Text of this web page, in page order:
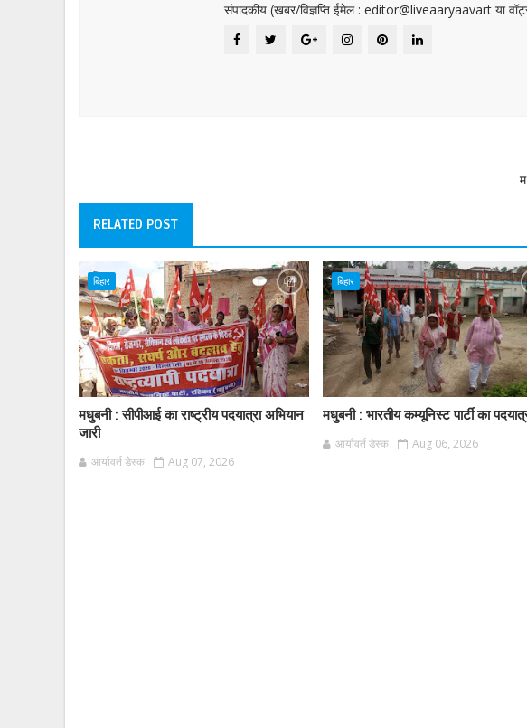
संपादकीय (खबर/विज्ञप्ति ईमेल : editor@liveaaryaavart या
RELATED POST
बिहार
मधुबनी : सीपीआई का राष्ट्रीय पदयात्रा अभियान
जारी
आर्यावर्त डेस्क Aug 07, 2026
बिहार
मधुबनी : भारतीय कम्यूनिस्ट पार्टी का
आर्यावर्त डेस्क Aug 06, 2026